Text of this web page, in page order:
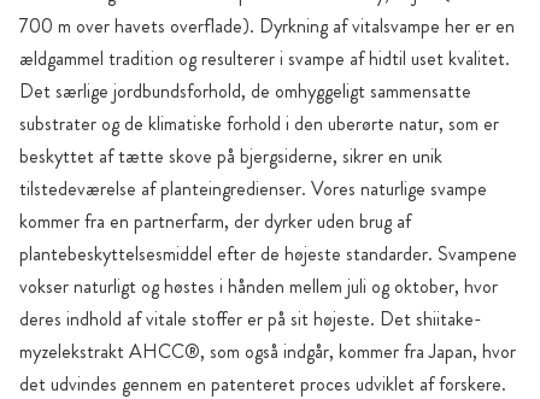
700 m over havets overflade). Dyrkning af vitalsvampe her er en
ældgammel tradition og resulterer i svampe af hidtil uset kvalitet.
Det særlige jordbundsforhold, de omhyggeligt sammensatte
substrater og de klimatiske forhold i den uberørte natur, som er
beskyttet af tætte skove på bjergsiderne, sikrer en unik
tilstedeværelse af planteingredienser. Vores naturlige svampe
kommer fra en partnerfarm, der dyrker uden brug af
plantebeskyttelsesmiddel efter de højeste standarder. Svampene
vokser naturligt og høstes i hånden mellem juli og oktober, hvor
deres indhold af vitale stoffer er på sit højeste. Det shiitake-
myzelekstrakt AHCC®, som også indgår, kommer fra Japan, hvor
det udvindes gennem en patenteret proces udviklet af forskere.